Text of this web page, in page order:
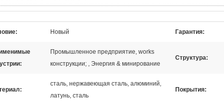
Новый Гарантия:
Промышленное предприятие, works
конструкции; , Энергия & минирование
Структура:
сталь, нержавеющая сталь, алюминий,
латунь, сталь
Покрытия: